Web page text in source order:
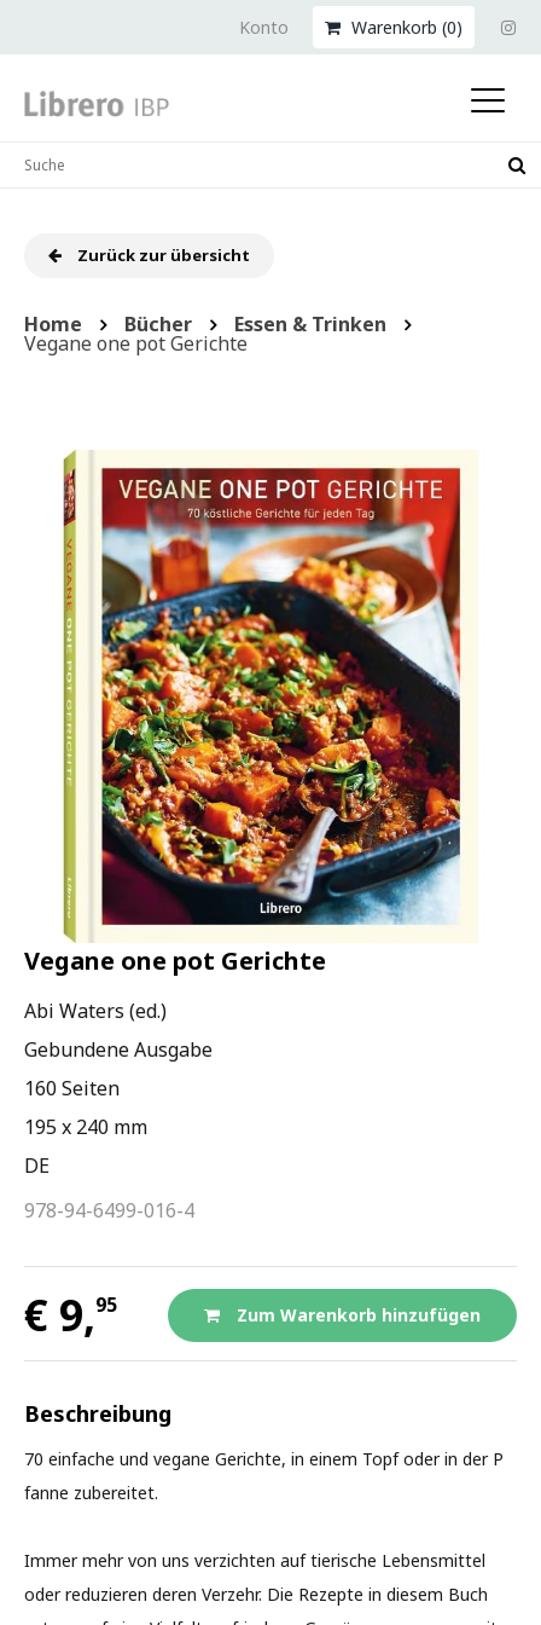
Konto Warenkorb (0)
Zurück zur übersicht
Home Bücher Essen & Trinken
Vegane one pot Gerichte
Vegane one pot Gerichte
Abi Waters (ed.)
Gebundene Ausgabe
160 Seiten
195 x 240 mm
DE
978-94-6499-016-4
€ 9,95 Zum Warenkorb hinzufügen
Beschreibung
70 einfache und vegane Gerichte, in einem Topf oder in der P
fanne zubereitet.
Immer mehr von uns verzichten auf tierische Lebensmittel
oder reduzieren deren Verzehr. Die Rezepte in diesem Buch